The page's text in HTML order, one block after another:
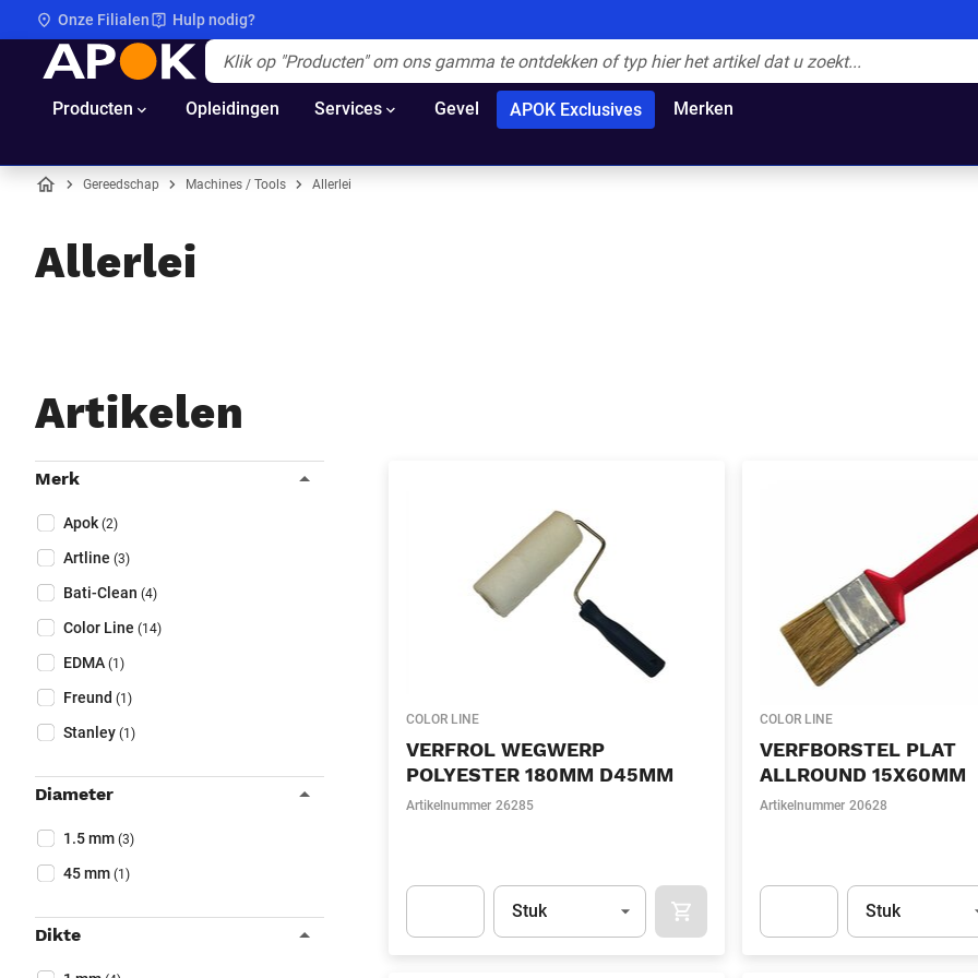
Onze Filialen Hulp nodig?
APOK
Producten Opleidingen Services Gevel APOK Exclusives Merken
Gereedschap Machines / Tools Allerlei
Allerlei
Artikelen
Filters
Merk
Merk (Optioneel)
Apok (2)
Artline (3)
Bati-Clean (4)
Color Line (14)
EDMA (1)
Freund (1)
Stanley (1)
Diameter
Diameter (Optioneel)
1.5 mm (3)
45 mm (1)
Dikte
COLOR LINE
VERFROL WEGWERP
POLYESTER 180MM D45MM
Artikelnummer 26285
Eenheid
Stuk
COLOR LINE
VERFBORSTEL PLAT
ALLROUND 15X60MM
Artikelnummer 20628
Eenheid
Stuk